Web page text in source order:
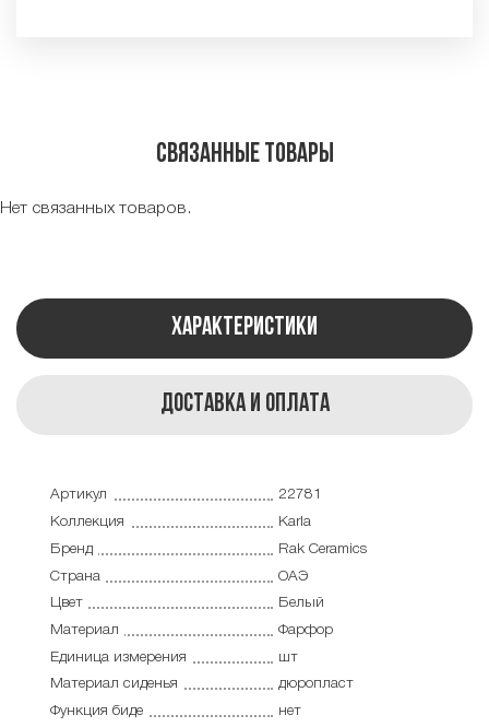
Связанные товары
Нет связанных товаров.
Характеристики
Доставка и оплата
Артикул
22781
Коллекция
Karla
Бренд
Rak Ceramics
Страна
ОАЭ
Цвет
Белый
Материал
Фарфор
Единица измерения
шт
Материал сиденья
дюропласт
Функция биде
нет